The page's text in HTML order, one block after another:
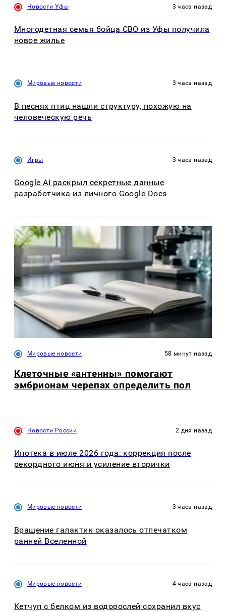
Новости Уфы 3 часа назад
Многодетная семья бойца СВО из Уфы получила
новое жилье
Мировые новости 3 часа назад
В песнях птиц нашли структуру, похожую на
человеческую речь
Игры 3 часа назад
Google AI раскрыл секретные данные
разработчика из личного Google Docs
Мировые новости 58 минут назад
Клеточные «антенны» помогают
эмбрионам черепах определить пол
Новости России 2 дня назад
Ипотека в июле 2026 года: коррекция после
рекордного июня и усиление вторички
Мировые новости 3 часа назад
Вращение галактик оказалось отпечатком
ранней Вселенной
Мировые новости 4 часа назад
Кетчуп с белком из водорослей сохранил вкус